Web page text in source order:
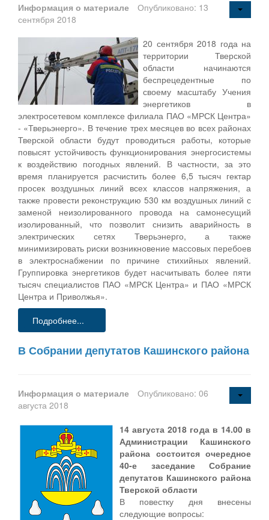
Информация о материале
Опубликовано: 13
сентября 2018
20 сентября 2018 года на
территории Тверской
области начинаются
беспрецедентные по
своему масштабу Учения
энергетиков в
электросетевом комплексе филиала ПАО «МРСК Центра»
- «Тверьэнерго». В течение трех месяцев во всех районах
Тверской области будут проводиться работы, которые
повысят устойчивость функционирования энергосистемы
к воздействию погодных явлений. В частности, за это
время планируется расчистить более 6,5 тысяч гектар
просек воздушных линий всех классов напряжения, а
также провести реконструкцию 530 км воздушных линий с
заменой неизолированного провода на самонесущий
изолированный, что позволит снизить аварийность в
электрических сетях Тверьэнерго, а также
минимизировать риски возникновение массовых перебоев
в электроснабжении по причине стихийных явлений.
Группировка энергетиков будет насчитывать более пяти
тысяч специалистов ПАО «МРСК Центра» и ПАО «МРСК
Центра и Приволжья».
Подробнее...
В Собрании депутатов Кашинского района
Информация о материале
Опубликовано: 06
августа 2018
14 августа 2018 года в 14.00 в
Администрации Кашинского
района состоится очередное
40-е заседание Собрание
депутатов Кашинского района
Тверской области
В повестку дня внесены
следующие вопросы: